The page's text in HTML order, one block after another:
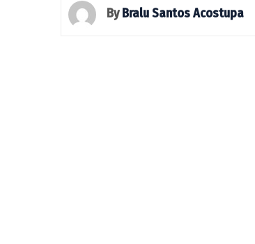
ByBralu Santos Acostupa